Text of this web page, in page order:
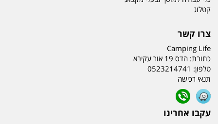
קטלוג
צרו קשר
Camping Life
כתובת: הדס 19 אור עקיבא
טלפון: 0523214741
תנאי רכישה
עקבו אחרינו